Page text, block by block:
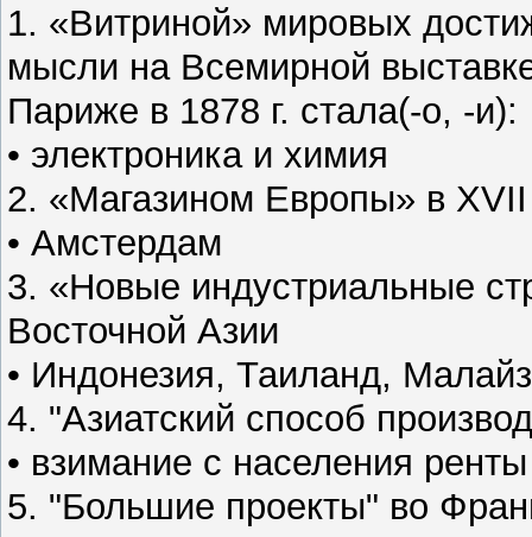
1. «Витриной» мировых
мысли на Всемирной
Париже в 1878 г. стала(-о, -и):
• электроника и химия
2. «Магазином Европы» в
• Амстердам
3. «Новые индустриальные
Восточной Азии
• Индонезия, Таиланд,
4. "Азиатский способ
• взимание с населения
5. "Большие проекты" во